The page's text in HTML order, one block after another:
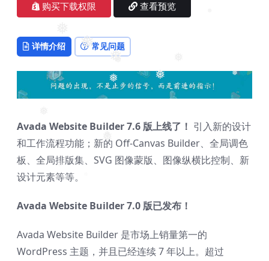
❅
❅
❅
❅
❅
❅
❅
❅
❅
购买下载权限 查看预览
详情介绍 常见问题
Avada Website Builder 7.6 版上线了！ 引入新的设计
和工作流程功能；新的 Off-Canvas Builder、全局调色
板、全局排版集、SVG 图像蒙版、图像纵横比控制、新
设计元素等等。
Avada Website Builder 7.0 版已发布！
Avada Website Builder 是市场上销量第一的
WordPress 主题，并且已经连续 7 年以上。超过